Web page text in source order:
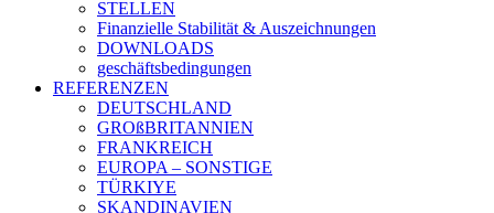
STELLEN
Finanzielle Stabilität & Auszeichnungen
DOWNLOADS
geschäftsbedingungen
REFERENZEN
DEUTSCHLAND
GROßBRITANNIEN
FRANKREICH
EUROPA – SONSTIGE
TÜRKIYE
SKANDINAVIEN